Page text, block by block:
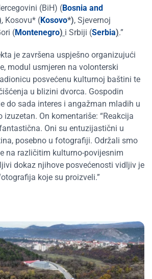
(BiH) (Bosnia and
, Kosovu* (Kosovo*), Sjevernoj
(Montenegro) i Srbiji (Serbia).”
je završena uspješno organizujući
modul usmjeren na volonterski
posvećenu kulturnoj baštini te
u blizini dvorca. Gospodin
do sada interes i angažman mladih u
On komentariše: “Reakcija
Oni su entuzijastični u
posebno u fotografiji. Održali smo
na različitim kulturno-povijesnim
dokaz njihove posvećenosti vidljiv je
koje su proizveli.”